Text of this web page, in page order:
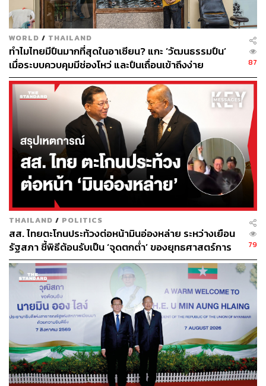
WORLD / THAILAND
ทำไมไทยมีปืนมากที่สุดในอาเซียน? แกะ ‘วัฒนธรรมปืน’
เมื่อระบบควบคุมมีช่องโหว่ และปืนเถื่อนเข้าถึงง่าย
87
THAILAND / POLITICS
สส. ไทยตะโกนประท้วงต่อหน้ามินอ่องหล่าย ระหว่างเยือน
รัฐสภา ชี้พิธีต้อนรับเป็น ‘จุดตกต่ำ’ ของยุทธศาสตร์การ
ทูตไทย
79